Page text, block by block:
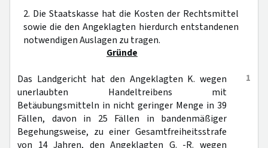
2. Die Staatskasse hat die Kosten der Rechtsmittel
sowie die den Angeklagten hierdurch entstandenen
notwendigen Auslagen zu tragen.
Gründe
1
Das Landgericht hat den Angeklagten K. wegen
unerlaubten Handeltreibens mit
Betäubungsmitteln in nicht geringer Menge in 39
Fällen, davon in 25 Fällen in bandenmäßiger
Begehungsweise, zu einer Gesamtfreiheitsstrafe
von 14 Jahren, den Angeklagten G. -R. wegen